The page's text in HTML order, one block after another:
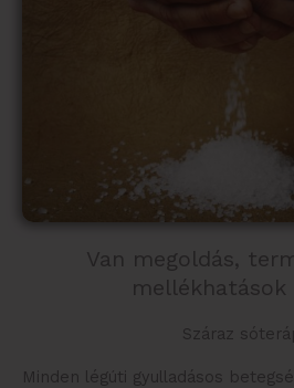
Van megoldás,
mellékhatások
Száraz
Minden légúti gyulladásos